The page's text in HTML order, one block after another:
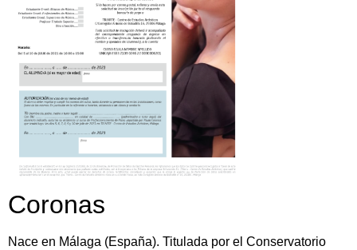
Coronas
Nace en Málaga (España). Titulada por el Conservatorio